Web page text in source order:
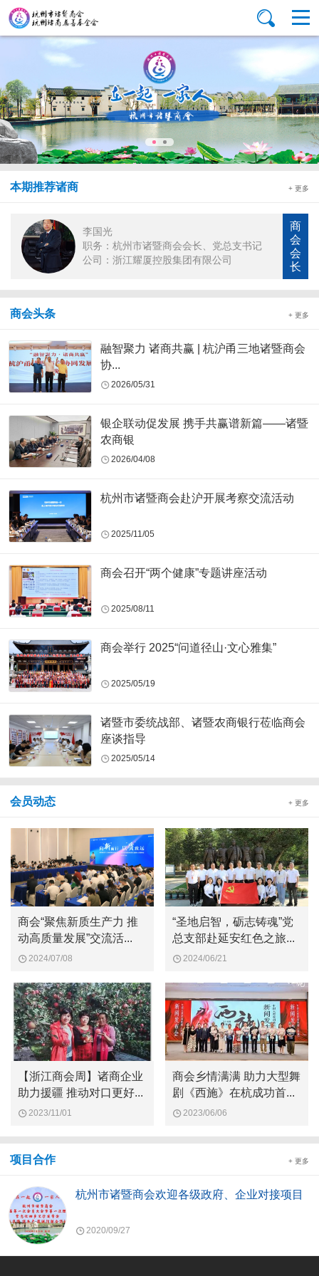
本期推荐诸商 + 更多
李国光
职务：杭州市诸暨商会会长、党总支书记
公司：浙江耀厦控股集团有限公司
商
会
会
长
商会头条 + 更多
融智聚力 诸商共赢 | 杭沪甬三地诸暨商会
协...
2026/05/31
银企联动促发展 携手共赢谱新篇——诸暨
农商银
2026/04/08
杭州市诸暨商会赴沪开展考察交流活动
2025/11/05
商会召开“两个健康”专题讲座活动
2025/08/11
商会举行 2025“问道径山·文心雅集”
2025/05/19
诸暨市委统战部、诸暨农商银行莅临商会
座谈指导
2025/05/14
会员动态 + 更多
商会“聚焦新质生产力 推
动高质量发展”交流活...
2024/07/08
“圣地启智，砺志铸魂”党
总支部赴延安红色之旅...
2024/06/21
【浙江商会周】诸商企业
助力援疆 推动对口更好...
2023/11/01
商会乡情满满 助力大型舞
剧《西施》在杭成功首...
2023/06/06
项目合作 + 更多
杭州市诸暨商会欢迎各级政府、企业对接项目
2020/09/27